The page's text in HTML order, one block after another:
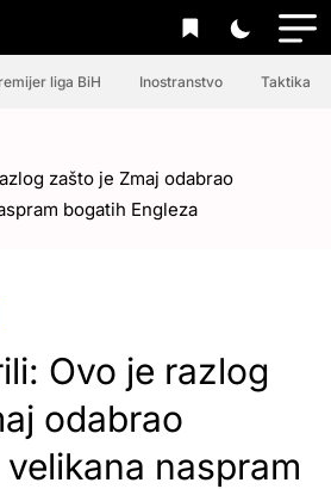
liga BiH Inostranstvo Taktika
zašto je Zmaj odabrao
bogatih Engleza
Ovo je razlog
odabrao
naspram